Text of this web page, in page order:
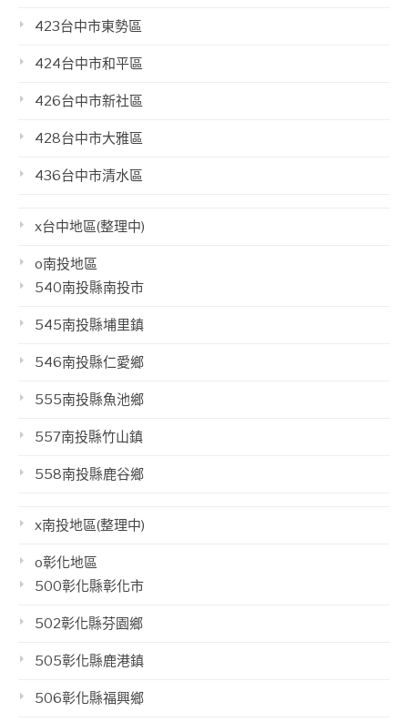
423台中市東勢區
424台中市和平區
426台中市新社區
428台中市大雅區
436台中市清水區
x台中地區(整理中)
o南投地區
540南投縣南投市
545南投縣埔里鎮
546南投縣仁愛鄉
555南投縣魚池鄉
557南投縣竹山鎮
558南投縣鹿谷鄉
x南投地區(整理中)
o彰化地區
500彰化縣彰化市
502彰化縣芬園鄉
505彰化縣鹿港鎮
506彰化縣福興鄉